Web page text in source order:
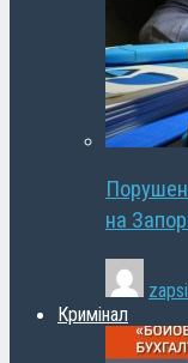
на
Кримінал